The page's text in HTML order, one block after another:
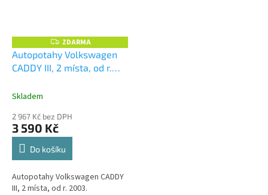
Z
D
A
R
ZDARMA
Autopotahy Volkswagen
CADDY III, 2 místa, od r.
žakar modrý
velká Smart Microfiber
zdarma v hodnotě 299,-Kč
Skladem
2 967 Kč bez DPH
3 590 Kč
Do košíku
Autopotahy Volkswagen CADDY
III, 2 místa, od r. 2003.